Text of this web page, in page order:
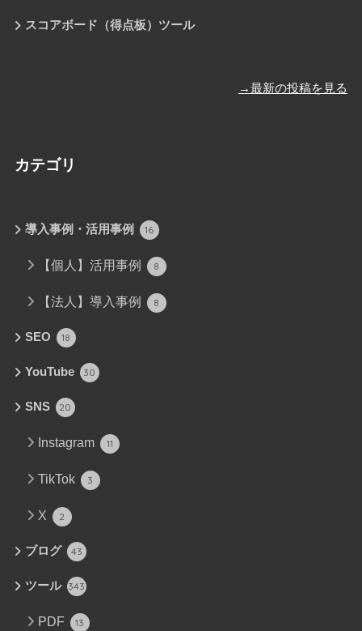
スコアボード（得点板）ツール
→最新の投稿を見る
カテゴリ
導入事例・活用事例 16
【個人】活用事例 8
【法人】導入事例 8
SEO 18
YouTube 30
SNS 20
Instagram 11
TikTok 3
X 2
ブログ 43
ツール 343
PDF 13